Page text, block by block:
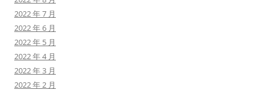
2022 年 7 月
2022 年 6 月
2022 年 5 月
2022 年 4 月
2022 年 3 月
2022 年 2 月